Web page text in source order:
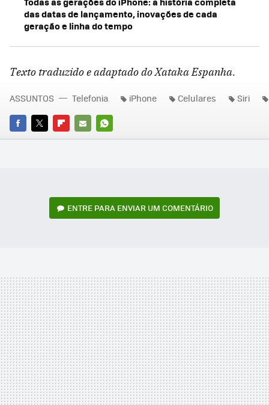
das datas de lançamento, inovações de cada
geração e linha do tempo
Texto traduzido e adaptado do Xataka Espanha.
FACEBOOK
TWITTERFLIPBOARD
E-
WHATSAPP
ASSUNTOS Telefonia iPhone Celulares Siri
ENTRE PARA ENVIAR UM COMENTÁRIO